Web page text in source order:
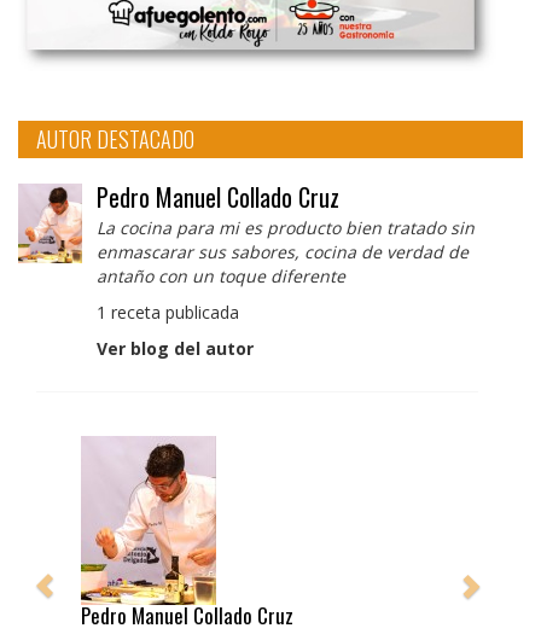
AUTOR DESTACADO
Pedro Manuel Collado Cruz
La cocina para mi es producto bien tratado sin
enmascarar sus sabores, cocina de verdad de
antaño con un toque diferente
1 receta publicada
Ver blog del autor
Pedro Manuel Collado Cruz